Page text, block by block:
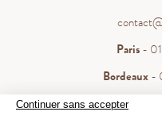
Continuer sans accepter
Paris- 01
Bordeaux-
WhatsApp